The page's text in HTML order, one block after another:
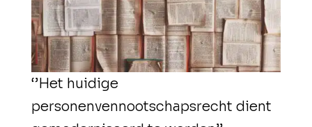
‘’Het huidige
personenvennootschapsrecht dient